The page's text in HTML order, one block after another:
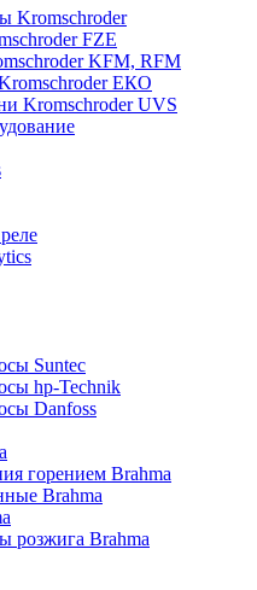
Kromschroder
FZE
KFM, RFM
ЕКО
Kromschroder UVS
Suntec
hp-Technik
Danfoss
горением Brahma
Brahma
розжига Brahma